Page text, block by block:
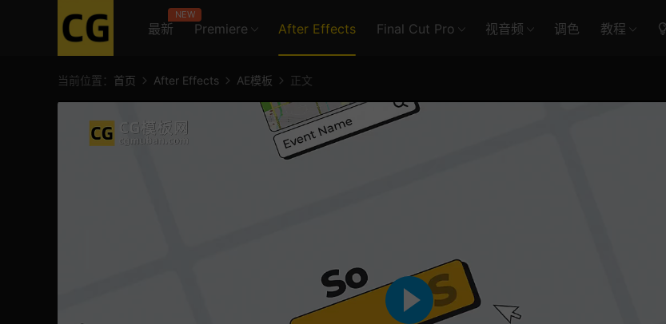
最新
NEW
Premiere After Effects Final Cut Pro 视音频 调色 教程
当前位置： 首页 After Effects AE模板 正文